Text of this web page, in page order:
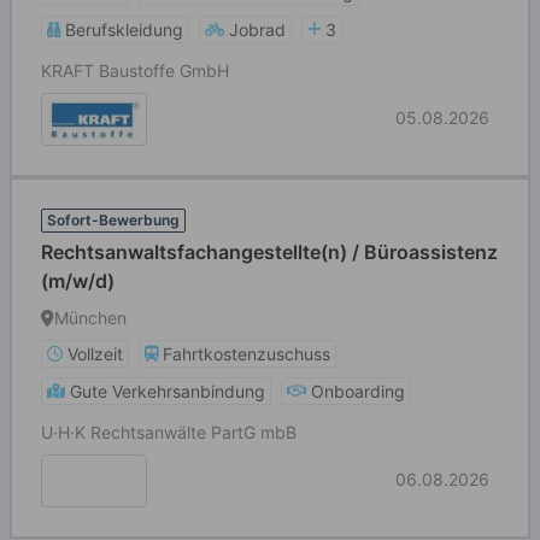
Berufskleidung
Jobrad
3
KRAFT Baustoffe GmbH
05.08.2026
Sofort-Bewerbung
Rechtsanwaltsfachangestellte(n) / Büroassistenz
(m/w/d)
München
Vollzeit
Fahrtkostenzuschuss
Gute Verkehrsanbindung
Onboarding
U·H·K Rechtsanwälte PartG mbB
06.08.2026